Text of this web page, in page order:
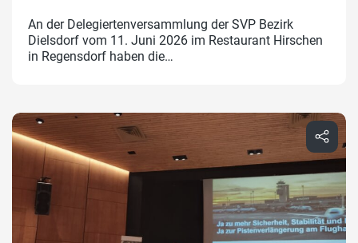
An der Delegiertenversammlung der SVP Bezirk
Dielsdorf vom 11. Juni 2026 im Restaurant Hirschen
in Regensdorf haben die…